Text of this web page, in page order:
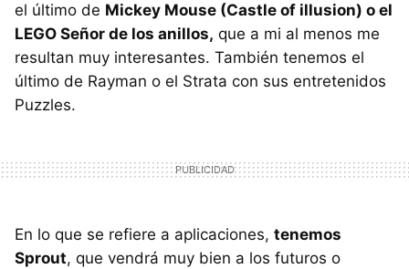
el último de Mickey Mouse (Castle of illusion) o el
LEGO Señor de los anillos, que a mi al menos me
resultan muy interesantes. También tenemos el
último de Rayman o el Strata con sus entretenidos
Puzzles.
En lo que se refiere a aplicaciones, tenemos
Sprout, que vendrá muy bien a los futuros o